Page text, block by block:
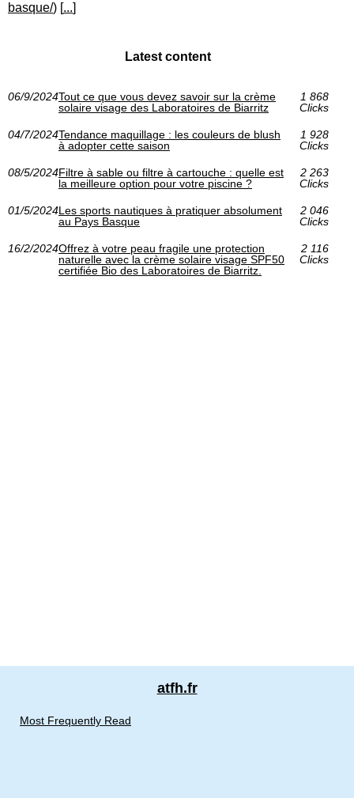
basque/) [...]
Latest content
06/9/2024Tout ce que vous devez savoir sur la crème
solaire visage des Laboratoires de Biarritz
1 868
Clicks
04/7/2024Tendance maquillage : les couleurs de blush
à adopter cette saison
1 928
Clicks
08/5/2024Filtre à sable ou filtre à cartouche : quelle est
la meilleure option pour votre piscine ?
2 263
Clicks
01/5/2024Les sports nautiques à pratiquer absolument
au Pays Basque
2 046
Clicks
16/2/2024Offrez à votre peau fragile une protection
naturelle avec la crème solaire visage SPF50
certifiée Bio des Laboratoires de Biarritz.
2 116
Clicks
atfh.fr
Most Frequently Read